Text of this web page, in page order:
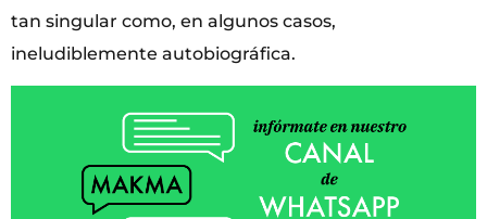
tan singular como, en algunos casos,
ineludiblemente autobiográfica.